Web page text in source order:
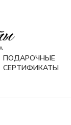
ПОДАРОЧНЫЕ
СЕРТИФИКАТЫ